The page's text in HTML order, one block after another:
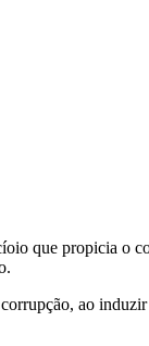
que propicia o
ao